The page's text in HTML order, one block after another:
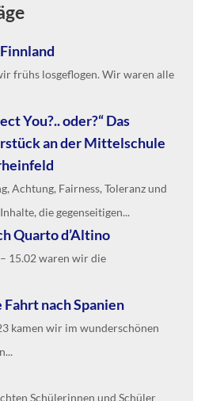
frühs losgeflogen. Wir waren alle
You?.. oder?“ Das
an der Mittelschule
Achtung, Fairness, Toleranz und
die gegenseitigen...
Quarto d’Altino
15.02 waren wir die
nach Spanien
kamen wir im wunderschönen
Schülerinnen und Schüler